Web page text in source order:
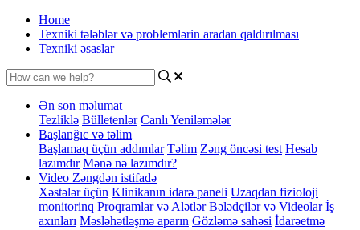
Home
Texniki tələblər və problemlərin aradan qaldırılması
Texniki əsaslar
Ən son məlumat
Tezliklə Bülletenlər Canlı Yeniləmələr
Başlanğıc və təlim
Başlamaq üçün addımlar Təlim Zəng öncəsi test Hesab
lazımdır Mənə nə lazımdır?
Video Zəngdən istifadə
Xəstələr üçün Klinikanın idarə paneli Uzaqdan fizioloji
monitorinq Proqramlar və Alətlər Bələdçilər və Videolar İş
axınları Məsləhətləşmə aparın Gözləmə sahəsi İdarəetmə